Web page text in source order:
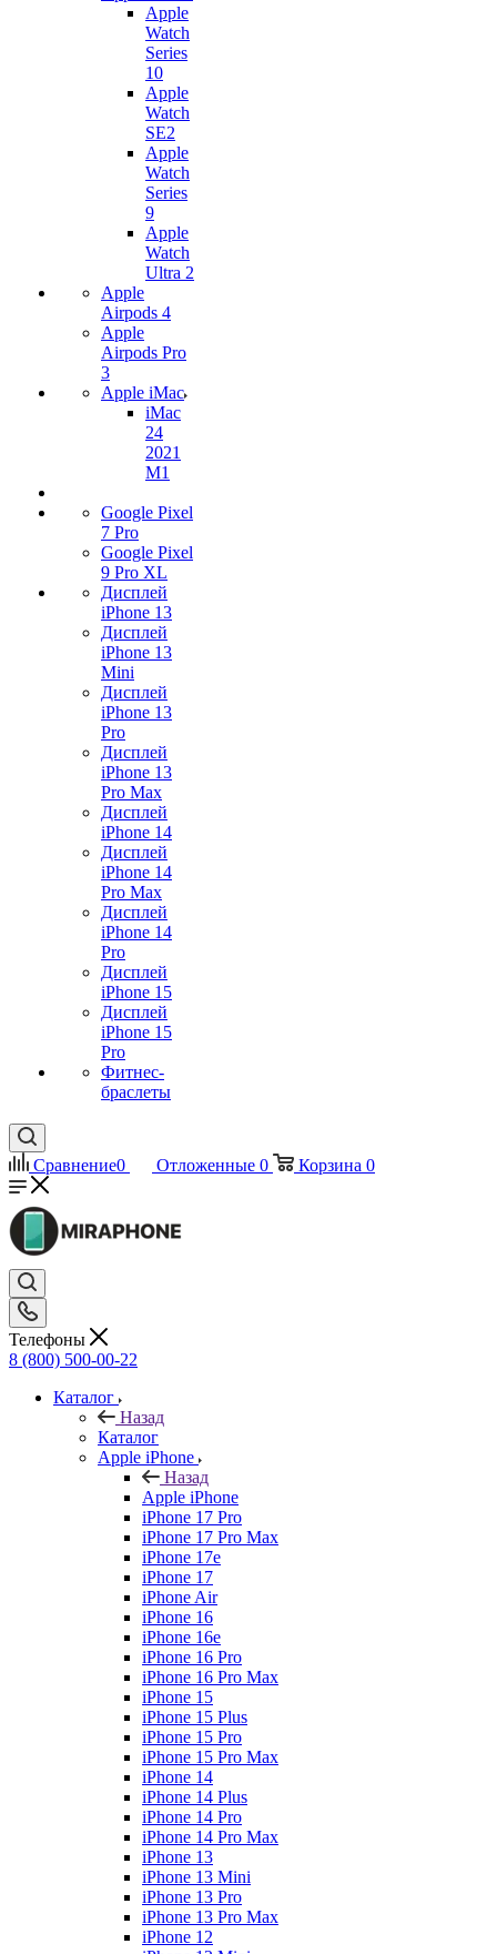
Apple
Watch
Series
10
Apple
Watch
SE2
Apple
Watch
Series
9
Apple
Watch
Ultra 2
Apple
Airpods 4
Apple
Airpods Pro
3
Apple iMac
iMac
24
2021
M1
Google Pixel
7 Pro
Google Pixel
9 Pro XL
Дисплей
iPhone 13
Дисплей
iPhone 13
Mini
Дисплей
iPhone 13
Pro
Дисплей
iPhone 13
Pro Max
Дисплей
iPhone 14
Дисплей
iPhone 14
Pro Max
Дисплей
iPhone 14
Pro
Дисплей
iPhone 15
Дисплей
iPhone 15
Pro
Фитнес-
браслеты
Сравнение0 Отложенные 0 Корзина 0
Телефоны
8 (800) 500-00-22
Каталог
Назад
Каталог
Apple iPhone
Назад
Apple iPhone
iPhone 17 Pro
iPhone 17 Pro Max
iPhone 17e
iPhone 17
iPhone Air
iPhone 16
iPhone 16e
iPhone 16 Pro
iPhone 16 Pro Max
iPhone 15
iPhone 15 Plus
iPhone 15 Pro
iPhone 15 Pro Max
iPhone 14
iPhone 14 Plus
iPhone 14 Pro
iPhone 14 Pro Max
iPhone 13
iPhone 13 Mini
iPhone 13 Pro
iPhone 13 Pro Max
iPhone 12